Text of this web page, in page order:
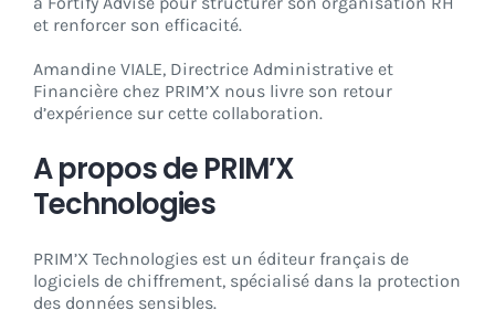
et renforcer son efficacité.
Amandine VIALE, Directrice Administrative et
Financière chez PRIM’X nous livre son retour
d’expérience sur cette collaboration.
A propos de PRIM’X
Technologies
PRIM’X Technologies est un éditeur français de
logiciels de chiffrement, spécialisé dans la protection
des données sensibles.